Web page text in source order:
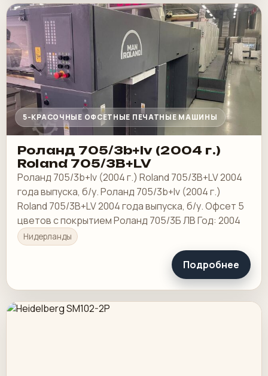
5-КРАСОЧНЫЕ ОФСЕТНЫЕ ПЕЧАТНЫЕ МАШИНЫ
Роланд 705/3b+lv (2004 г.)
Roland 705/3B+LV
Роланд 705/3b+lv (2004 г.) Roland 705/3B+LV 2004
года выпуска, б/у. Роланд 705/3b+lv (2004 г.)
Roland 705/3B+LV 2004 года выпуска, б/у. Офсет 5
цветов с покрытием Роланд 705/3Б ЛВ Год: 2004
Нидерланды
Подробнее